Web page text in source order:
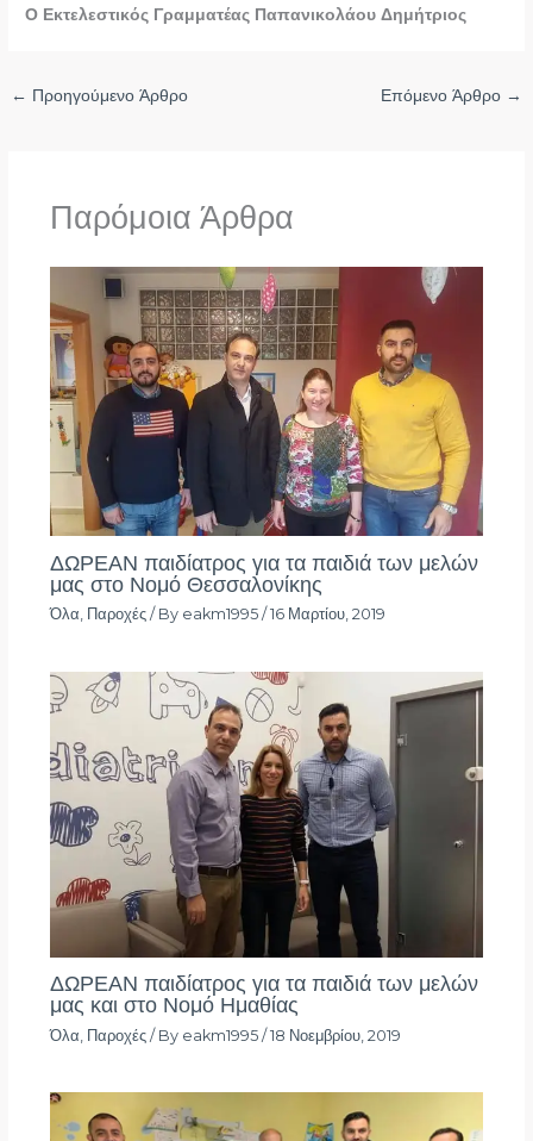
Ο Εκτελεστικός Γραμματέας Παπανικολάου Δημήτριος
← Προηγούμενο Άρθρο Επόμενο Άρθρο →
Παρόμοια Άρθρα
ΔΩΡΕΑΝ παιδίατρος για τα παιδιά των μελών
μας στο Νομό Θεσσαλονίκης
Όλα, Παροχές/ By eakm1995 / 16 Μαρτίου, 2019
ΔΩΡΕΑΝ παιδίατρος για τα παιδιά των μελών
μας και στο Νομό Ημαθίας
Όλα Παροχές/ By eakm1995 /18 Νοεμβρίου, 2019